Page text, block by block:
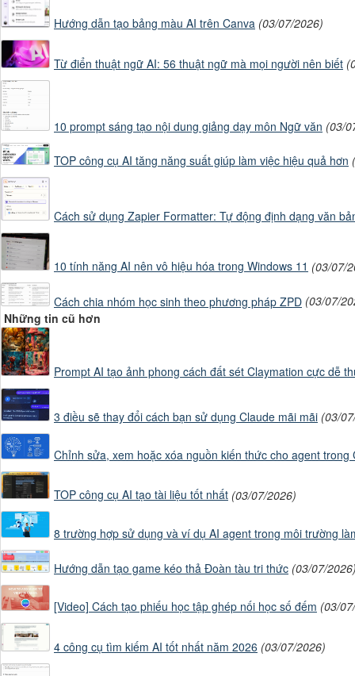
đánh số lớn rõ
KHÔNG hiển thị
phía trên chỉ có
SỰ BAY HƠI VÀ
phía dưới có khẩu
Bay hơi khi nóng
Bố cục sạch sẽ,
trên lớp học.
NHÂN VẬT (BẮT
Toàn bộ 4 khung
Hướng dẫn tạo bảng màu AI trên Canva (03/07/2026)
Từ điển thuật ngữ AI: 56 thuật ngữ mà mọi người nên biết
10 prompt sáng tạo nội dung giảng dạy môn Ngữ văn (03/
TOP công cụ AI tăng năng suất giúp làm việc hiệu quả hơn
Cách sử dụng Zapier Formatter: Tự động định dạng văn
10 tính năng AI nên vô hiệu hóa trong Windows 11 (03/07/
Cách chia nhóm học sinh theo phương pháp ZPD (03/07/
Những tin cũ hơn
Prompt AI tạo ảnh phong cách đất sét Claymation cực dễ
3 điều sẽ thay đổi cách bạn sử dụng Claude mãi mãi (03/
Chỉnh sửa, xem hoặc xóa nguồn kiến ​​thức cho agent trong
TOP công cụ AI tạo tài liệu tốt nhất (03/07/2026)
8 trường hợp sử dụng và ví dụ AI agent trong môi trường
Hướng dẫn tạo game kéo thả Đoàn tàu tri thức (03/07/
[Video] Cách tạo phiếu học tập ghép nối học số đếm (03/
4 công cụ tìm kiếm AI tốt nhất năm 2026 (03/07/2026)